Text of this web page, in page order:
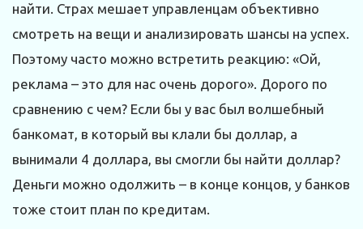
найти. Страх мешает управленцам объективно
смотреть на вещи и анализировать шансы на успех.
Поэтому часто можно встретить реакцию: «Ой,
реклама – это для нас очень дорого». Дорого по
сравнению с чем? Если бы у вас был волшебный
банкомат, в который вы клали бы доллар, а
вынимали 4 доллара, вы смогли бы найти доллар?
Деньги можно одолжить – в конце концов, у банков
тоже стоит план по кредитам.